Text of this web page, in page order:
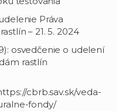
Práva
– 21. 5. 2024
osvedčenie o udelení
rastlín
cbrb.sav.sk/veda-
fondy/